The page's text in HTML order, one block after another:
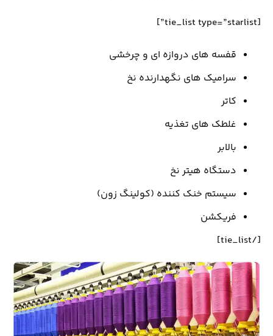
[tie_list type=”starlist”]
قفسه های دروازه ای و چرخشی
سرامیک های نگهدارنده نخ
کاتر
غلطک های تغذیه
بالابر
دستگاه هیتر نخ
سیستم خنک کننده (کولینگ زون)
فریکشن
[/tie_list]